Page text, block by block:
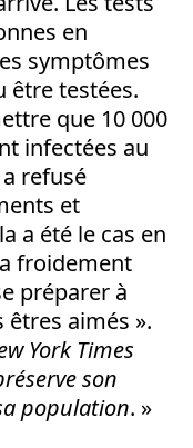
en
symptômes
être testées.
que 10 000
infectées au
refusé
et
a été le cas en
froidement
préparer à
aimés ».
York Times
son
population. »